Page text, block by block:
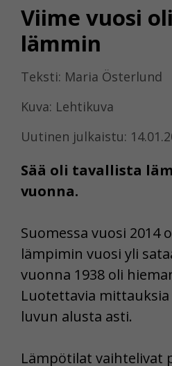
Viime vuosi
lämmin
Teksti: Maria Österlund
Kuva: Lehtikuva
Uutinen julkaistu:
Sää oli tavallista
vuonna.
Suomessa vuosi 2014
lämpimin vuosi yli
vuonna 1938 oli
Luotettavia
luvun alusta asti.
Lämpötilat vaihtelivat